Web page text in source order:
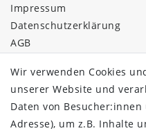
Impressum
Daten­schutz­erklärung
AGB
Widerrufs­recht
Kontakt
Vertrag widerrufen
Wir verwenden Cookies
unserer Website und
Daten von Besucher:innen
Adresse), um z.B. Inhalte